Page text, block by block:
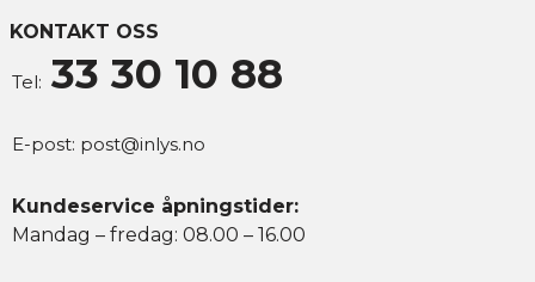
KONTAKT OSS
Tel: 33 30 10 88
E-post: post@inlys.no
Kundeservice åpningstider:
Mandag – fredag: 08.00 – 16.00